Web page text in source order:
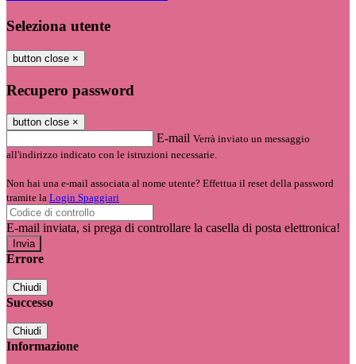
Seleziona utente
button close ×
Recupero password
button close ×
E-mail Verrà inviato un messaggio
all'indirizzo indicato con le istruzioni necessarie.
Non hai una e-mail associata al nome utente? Effettua il reset della password
tramite la Login Spaggiari
E-mail inviata, si prega di controllare la casella di posta elettronica!
Errore
Chiudi
Successo
Chiudi
Informazione